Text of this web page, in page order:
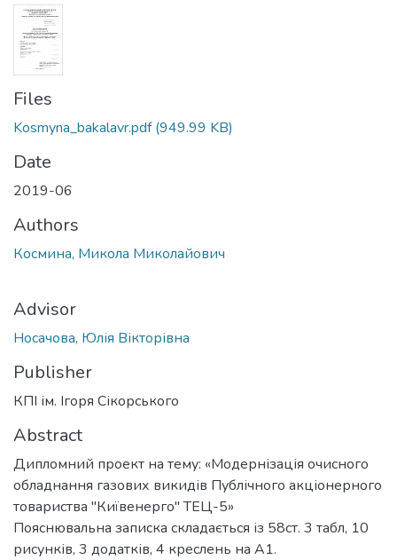
Files
Kosmyna_bakalavr.pdf(949.99 KB)
Date
2019-06
Authors
Космина, Микола Миколайович
Advisor
Носачова, Юлія Вікторівна
Publisher
КПІ ім. Ігоря Сікорського
Abstract
Дипломний проект на тему: «Модернізація очисного
обладнання газових викидів Публічного акціонерного
товариства "Київенерго" ТЕЦ-5»
Пояснювальна записка складається із 58ст. 3 табл, 10
рисунків, 3 додатків, 4 креслень на А1.